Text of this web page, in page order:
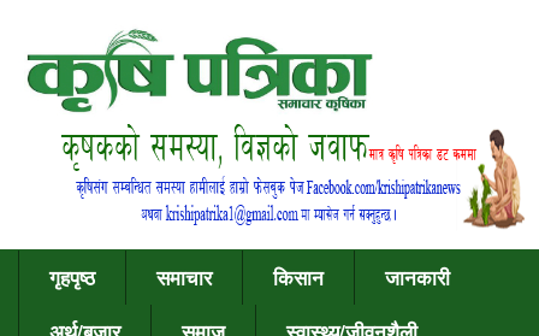
गृहपृष्ठ समाचार किसान
जानकारी